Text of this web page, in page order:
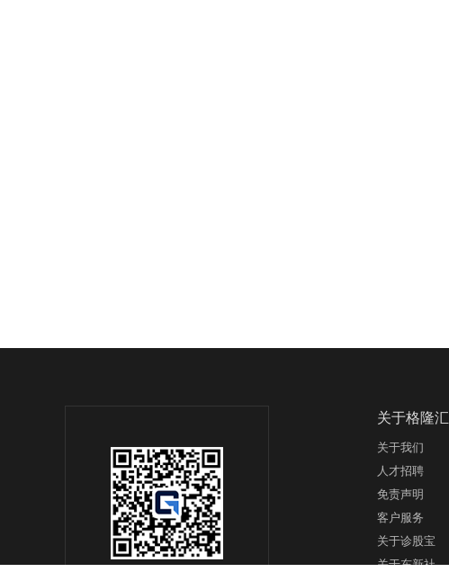
关于格隆汇
关于我们
人才招聘
免责声明
客户服务
关于诊股宝
关于东新社